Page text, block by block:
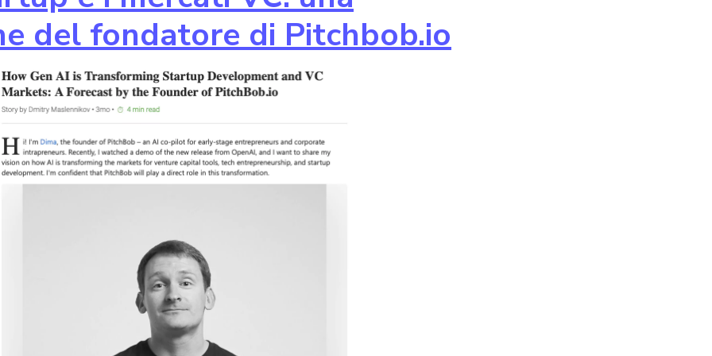
del fondatore di Pitchbob.io